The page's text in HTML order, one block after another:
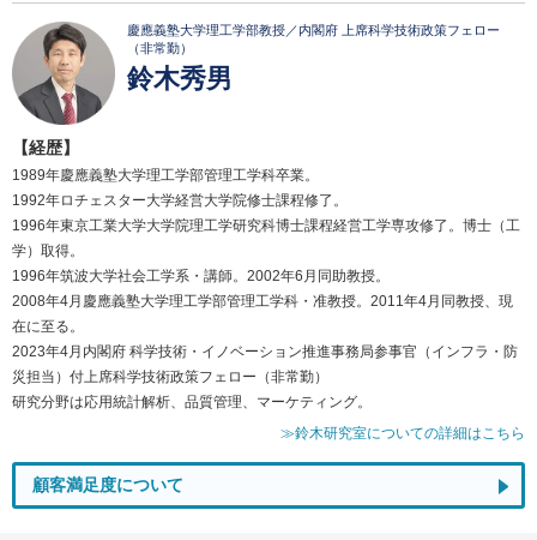
慶應義塾大学理工学部教授／内閣府 上席科学技術政策フェロー
（非常勤）
鈴木秀男
【経歴】
1989年慶應義塾大学理工学部管理工学科卒業。
1992年ロチェスター大学経営大学院修士課程修了。
1996年東京工業大学大学院理工学研究科博士課程経営工学専攻修了。博士（工
学）取得。
1996年筑波大学社会工学系・講師。2002年6月同助教授。
2008年4月慶應義塾大学理工学部管理工学科・准教授。2011年4月同教授、現
在に至る。
2023年4月内閣府 科学技術・イノベーション推進事務局参事官（インフラ・防
災担当）付上席科学技術政策フェロー（非常勤）
研究分野は応用統計解析、品質管理、マーケティング。
≫鈴木研究室についての詳細はこちら
顧客満足度について